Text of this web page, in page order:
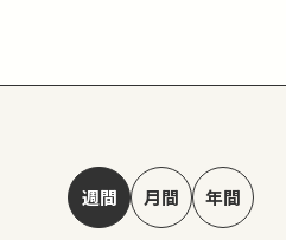
週間 月間 年間